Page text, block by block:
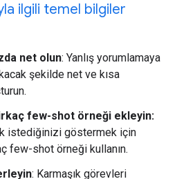
ilgili temel bilgiler
net olun: Yanlış yorumlamaya
şekilde net ve kısa
few-shot örneği ekleyin:
istediğinizi göstermek için
few-shot örneği kullanın.
: Karmaşık görevleri